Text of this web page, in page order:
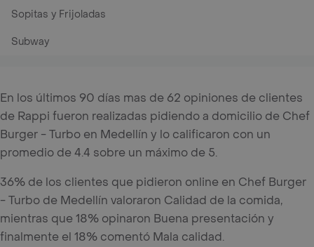
Sopitas y Frijoladas
Subway
En los últimos 90 días mas de 62 opiniones de clientes
de Rappi fueron realizadas pidiendo a domicilio de Chef
Burger - Turbo en Medellín y lo calificaron con un
promedio de 4.4 sobre un máximo de 5.
36% de los clientes que pidieron online en Chef Burger
- Turbo de Medellín valoraron Calidad de la comida,
mientras que 18% opinaron Buena presentación y
finalmente el 18% comentó Mala calidad.